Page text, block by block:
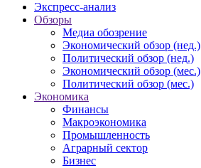
Экспресс-анализ
Обзоры
Медиа обозрение
Экономический обзор (нед.)
Политический обзор (нед.)
Экономический обзор (мес.)
Политический обзор (мес.)
Экономика
Финансы
Макроэкономика
Промышленность
Аграрный сектор
Бизнес